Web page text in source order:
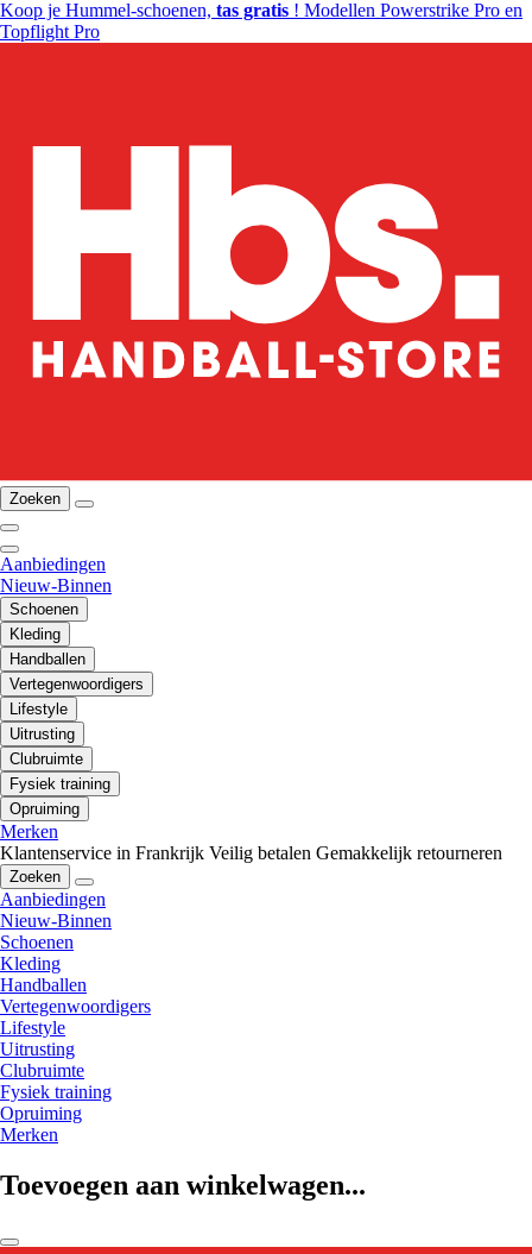
Koop je Hummel-schoenen, tas gratis ! Modellen Powerstrike Pro en
Topflight Pro
Zoeken
Aanbiedingen
Nieuw-Binnen
Schoenen
Kleding
Handballen
Vertegenwoordigers
Lifestyle
Uitrusting
Clubruimte
Fysiek training
Opruiming
Merken
Klantenservice in Frankrijk Veilig betalen Gemakkelijk retourneren
Zoeken
Aanbiedingen
Nieuw-Binnen
Schoenen
Kleding
Handballen
Vertegenwoordigers
Lifestyle
Uitrusting
Clubruimte
Fysiek training
Opruiming
Merken
Toevoegen aan winkelwagen...